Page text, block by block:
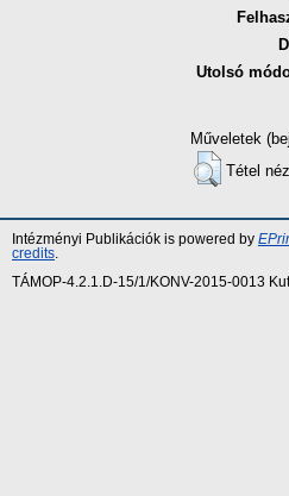
Utolsó
Műveletek
Tétel
Intézményi Publikációk is powered by
credits
TÁMOP-4.2.1.D-15/1/KONV-2015-0013